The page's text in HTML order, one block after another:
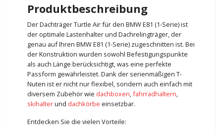
Produktbeschreibung
Der Dachträger Turtle Air für den BMW E81 (1-Serie) ist
der optimale Lastenhalter und Dachrelingträger, der
genau auf Ihren BMW E81 (1-Serie) zugeschnitten ist. Bei
der Konstruktion wurden sowohl Befestigungspunkte
als auch Länge berücksichtigt, was eine perfekte
Passform gewährleistet. Dank der serienmäßigen T-
Nuten ist er nicht nur flexibel, sondern auch einfach mit
diversem Zubehör wie dachboxen,fahrradhaltern,
skihalterund dachkörbe einsetzbar.
Entdecken Sie die vielen Vorteile: